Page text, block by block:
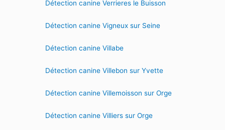
Détection canine Verrieres le Buisson
Détection canine Vigneux sur Seine
Détection canine Villabe
Détection canine Villebon sur Yvette
Détection canine Villemoisson sur Orge
Détection canine Villiers sur Orge